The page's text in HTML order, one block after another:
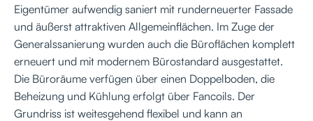
Eigentümer aufwendig saniert mit runderneuerter Fassade
und äußerst attraktiven Allgemeinflächen. Im Zuge der
Generalssanierung wurden auch die Büroflächen komplett
erneuert und mit modernem Bürostandard ausgestattet.
Die Büroräume verfügen über einen Doppelboden, die
Beheizung und Kühlung erfolgt über Fancoils. Der
Grundriss ist weitesgehend flexibel und kann an